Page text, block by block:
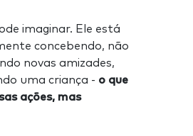
imaginar. Ele está
concebendo, não
novas amizades,
uma criança - o que
ações, mas